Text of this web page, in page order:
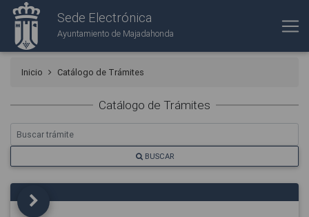
Sede Electrónica
Ayuntamiento de Majadahonda
Inicio Catálogo de Trámites
Catálogo de Trámites
BUSCAR